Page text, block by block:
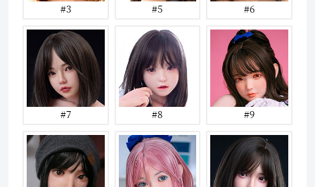
#3 #5 #6
#7 #8 #9